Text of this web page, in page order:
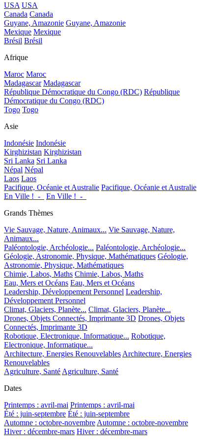
USA USA
Canada Canada
Guyane, Amazonie Guyane, Amazonie
Mexique Mexique
Brésil Brésil
Afrique
Maroc Maroc
Madagascar Madagascar
République Démocratique du Congo (RDC) République
Démocratique du Congo (RDC)
Togo Togo
Asie
Indonésie Indonésie
Kirghizistan Kirghizistan
Sri Lanka Sri Lanka
Népal Népal
Laos Laos
Pacifique, Océanie et Australie Pacifique, Océanie et Australie
En Ville !_-_
En Ville !_-_
Grands Thèmes
Vie Sauvage, Nature, Animaux... Vie Sauvage, Nature,
Animaux...
Paléontologie, Archéologie... Paléontologie, Archéologie...
Géologie, Astronomie, Physique, Mathématiques Géologie,
Astronomie, Physique, Mathématiques
Chimie, Labos, Maths Chimie, Labos, Maths
Eau, Mers et Océans Eau, Mers et Océans
Leadership, Développement Personnel Leadership,
Développement Personnel
Climat, Glaciers, Planète... Climat, Glaciers, Planète...
Drones, Objets Connectés, Imprimante 3D Drones, Objets
Connectés, Imprimante 3D
Robotique, Electronique, Informatique... Robotique,
Electronique, Informatique...
Architecture, Energies Renouvelables Architecture, Energies
Renouvelables
Agriculture, Santé Agriculture, Santé
Dates
Printemps : avril-mai Printemps : avril-mai
Été : juin-septembre Été : juin-septembre
Automne : octobre-novembre Automne : octobre-novembre
Hiver : décembre-mars Hiver : décembre-mars